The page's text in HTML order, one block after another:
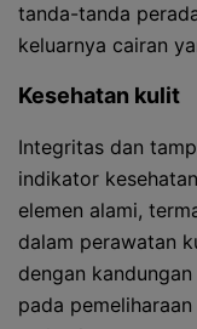
tanda-tanda
keluarnya cairan
Kesehatan kulit
Integritas dan
indikator
elemen alami,
dalam perawatan
dengan
pada